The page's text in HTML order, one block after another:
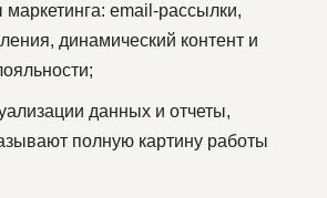
маркетинга: email-рассылки,
динамический контент и
данных и отчеты,
полную картину работы